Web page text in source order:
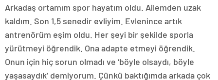
Arkadaş ortamım spor hayatım oldu. Ailemden uzak
kaldım. Son 1,5 senedir evliyim. Evlenince artık
antrenörüm eşim oldu. Her şeyi bir şekilde sporla
yürütmeyi öğrendik. Ona adapte etmeyi öğrendik.
Onun için hiç sorun olmadı ve ‘böyle olsaydı, böyle
yaşasaydık’ demiyorum. Çünkü baktığımda arkada çok